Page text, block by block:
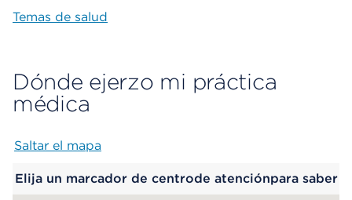
Temas de salud
Dónde ejerzo mi práctica
médica
Saltar el mapa
Elija un marcador de centrode atenciónpara saber